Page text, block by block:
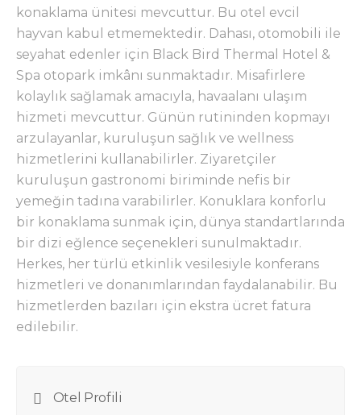
konaklama ünitesi mevcuttur. Bu otel evcil
hayvan kabul etmemektedir. Dahası, otomobili ile
seyahat edenler için Black Bird Thermal Hotel &
Spa otopark imkânı sunmaktadır. Misafirlere
kolaylık sağlamak amacıyla, havaalanı ulaşım
hizmeti mevcuttur. Günün rutininden kopmayı
arzulayanlar, kuruluşun sağlık ve wellness
hizmetlerini kullanabilirler. Ziyaretçiler
kuruluşun gastronomi biriminde nefis bir
yemeğin tadına varabilirler. Konuklara konforlu
bir konaklama sunmak için, dünya standartlarında
bir dizi eğlence seçenekleri sunulmaktadır.
Herkes, her türlü etkinlik vesilesiyle konferans
hizmetleri ve donanımlarından faydalanabilir. Bu
hizmetlerden bazıları için ekstra ücret fatura
edilebilir.
Otel Profili